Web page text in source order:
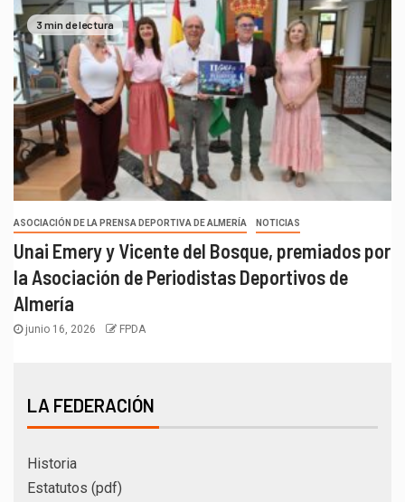
3 min de lectura
ASOCIACIÓN DE LA PRENSA DEPORTIVA DE ALMERÍA NOTICIAS
Unai Emery y Vicente del Bosque, premiados por
la Asociación de Periodistas Deportivos de
Almería
junio 16, 2026 FPDA
LA FEDERACIÓN
Historia
Estatutos (pdf)